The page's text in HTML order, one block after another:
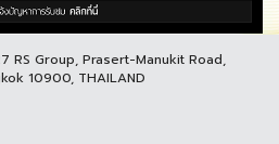
RS Group, Prasert-Manukit Road,
10900, THAILAND